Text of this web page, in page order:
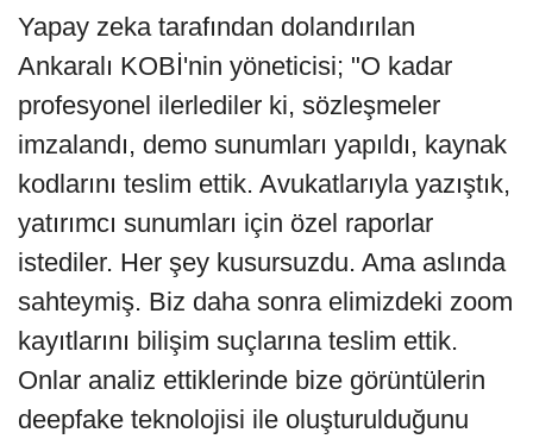
Yapay zeka tarafından dolandırılan
Ankaralı KOBİ'nin yöneticisi; "O kadar
profesyonel ilerlediler ki, sözleşmeler
imzalandı, demo sunumları yapıldı, kaynak
kodlarını teslim ettik. Avukatlarıyla yazıştık,
yatırımcı sunumları için özel raporlar
istediler. Her şey kusursuzdu. Ama aslında
sahteymiş. Biz daha sonra elimizdeki zoom
kayıtlarını bilişim suçlarına teslim ettik.
Onlar analiz ettiklerinde bize görüntülerin
deepfake teknolojisi ile oluşturulduğunu